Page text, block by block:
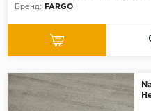
Бренд:
FARGO